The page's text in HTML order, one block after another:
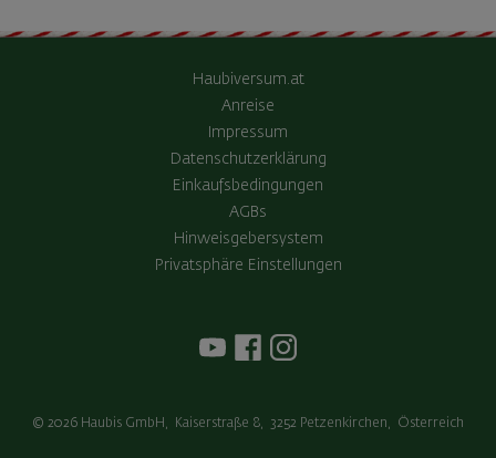
Haubiversum.at
Anreise
Impressum
Datenschutzerklärung
Einkaufsbedingungen
AGBs
Hinweisgebersystem
Privatsphäre Einstellungen
© 2026 Haubis GmbH , Kaiserstraße 8, 3252 Petzenkirchen, Österreich